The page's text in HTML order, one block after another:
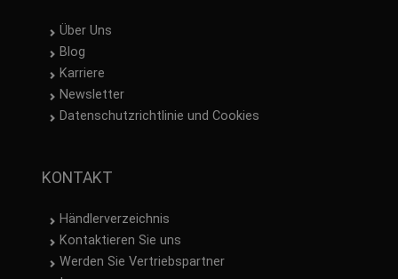
Über Uns
Blog
Karriere
Newsletter
Datenschutzrichtlinie und Cookies
KONTAKT
Händlerverzeichnis
Kontaktieren Sie uns
Werden Sie Vertriebspartner